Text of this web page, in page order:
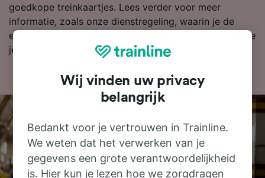
goedkope treinkaartjes. Lees verder voor meer
informatie, zoals onze dienstregeling, waarin je de
eerste en laatste treinen kunt bekijken en tips over hoe
je goedkope treinkaartjes kunt vinden.
Wij vinden uw privacy
belangrijk
Bedankt voor je vertrouwen in Trainline.
We weten dat het verwerken van je
gegevens een grote verantwoordelijkheid
is. Hier kun je lezen hoe we zorgdragen